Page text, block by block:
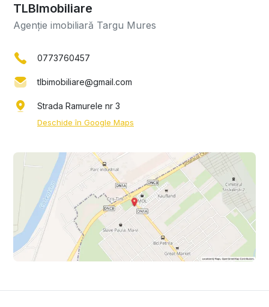
TLBImobiliare
Agenție imobiliară Targu Mures
0773760457
tlbimobiliare@gmail.com
Strada Ramurele nr 3
Deschide în Google Maps